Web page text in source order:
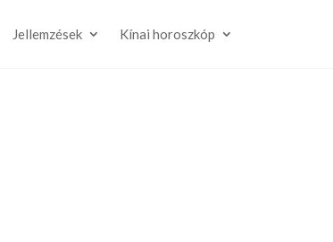
Jellemzések Kínai horoszkóp